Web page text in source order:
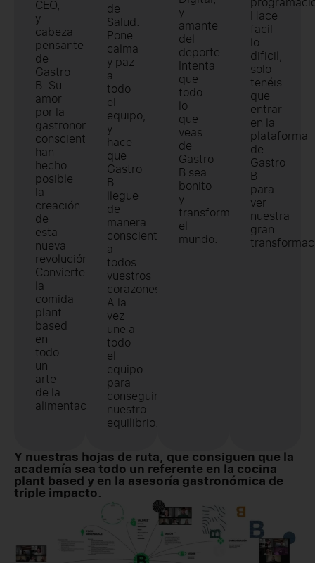
CEO,
y
cabeza
pensante
de
Gastro
B. Su
amor
por la
gastronomía
consciente,
han
hecho
posible
la
creación
de
esta
nueva
revolución.
Convierte
la
comida
plant
based
en
todo
un
arte
de la
alimentación.
de
Salud.
Pone
calma
y paz
a
todo
el
equipo,
y
hace
que
Gastro
B
llegue
de
manera
consciente
a
todos
vuestros
corazones.
A la
vez
une a
todo
el
equipo
para
conseguir
nuestro
equilibrio.
y
amante
del
deporte.
Intenta
que
todo
lo
que
veas
de
Gastro
B sea
bonito
y
transforme
el
mundo.
Hace
facil
lo
dificil,
solo
tenéis
que
entrar
en la
plataforma
de
Gastro
B
para
ver
nuestra
gran
Y nuestras hojas de ruta, que consiguen que la
academía sea todo un referente en la cocina
plant based y en la asesoría gastronómica de
triple impacto.